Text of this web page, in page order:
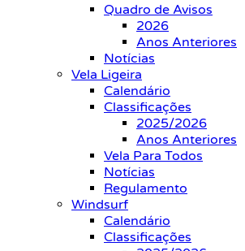
Quadro de Avisos
2026
Anos Anteriores
Notícias
Vela Ligeira
Calendário
Classificações
2025/2026
Anos Anteriores
Vela Para Todos
Notícias
Regulamento
Windsurf
Calendário
Classificações